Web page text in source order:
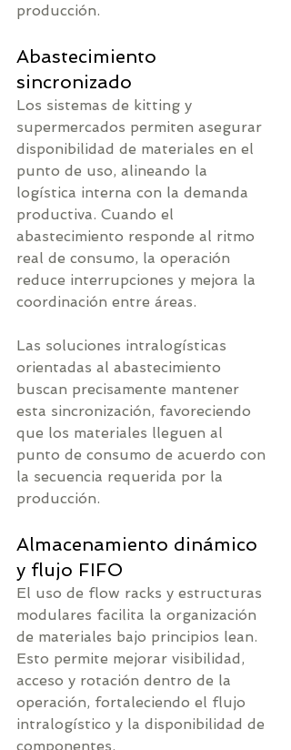
producción.
Abastecimiento
sincronizado
Los sistemas de kitting y
supermercados permiten asegurar
disponibilidad de materiales en el
punto de uso, alineando la
logística interna con la demanda
productiva. Cuando el
abastecimiento responde al ritmo
real de consumo, la operación
reduce interrupciones y mejora la
coordinación entre áreas.
Las soluciones intralogísticas
orientadas al abastecimiento
buscan precisamente mantener
esta sincronización, favoreciendo
que los materiales lleguen al
punto de consumo de acuerdo con
la secuencia requerida por la
producción.
Almacenamiento dinámico
y flujo FIFO
El uso de flow racks y estructuras
modulares facilita la organización
de materiales bajo principios lean.
Esto permite mejorar visibilidad,
acceso y rotación dentro de la
operación, fortaleciendo el flujo
intralogístico y la disponibilidad de
componentes.